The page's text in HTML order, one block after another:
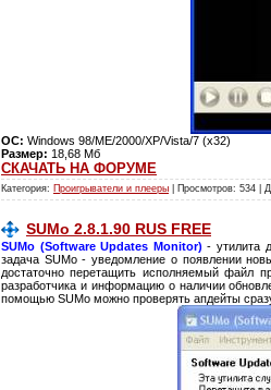
ОС: Windows 98/ME/2000/XP/Vista/7 (x32)
Размер: 18,68 Мб
СКАЧАТЬ НА ФОРУМЕ
Категория: Проигрыватели и плееры | Просмотров: 534 |
SUMo 2.8.1.90 RUS FREE
SUMo (Software Updates Monitor) - утилита
задача SUMo - уведомление о появлении
достаточно перетащить исполняемый файл
разработчика и информацию о наличии
помощью SUMo можно проверять апдейты